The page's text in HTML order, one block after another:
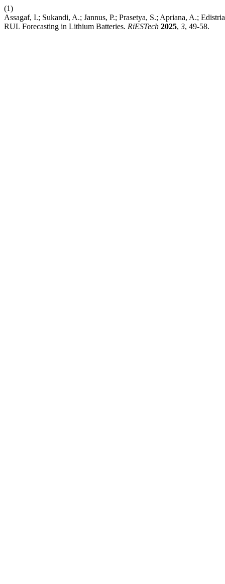
(1)
Assagaf, I.; Sukandi, A.; Jannus, P.; Prasetya, S.; Apriana, A.;
RUL Forecasting in Lithium Batteries. RiESTech 2025, 3, 49-58.